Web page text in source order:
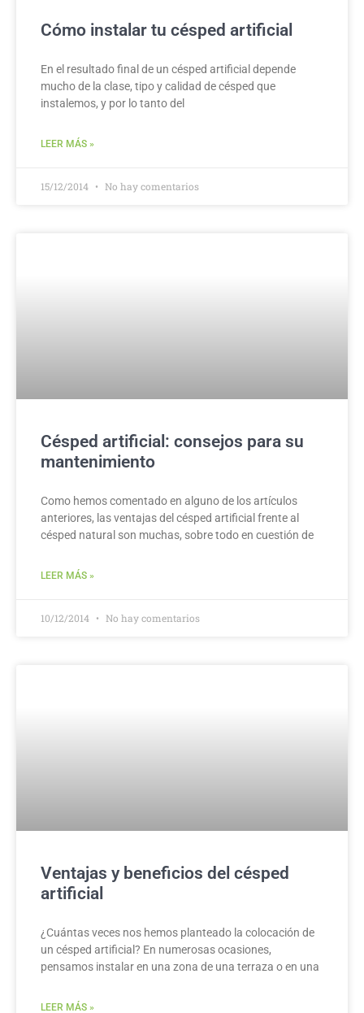
Cómo instalar tu césped artificial
En el resultado final de un césped artificial depende
mucho de la clase, tipo y calidad de césped que
instalemos, y por lo tanto del
LEER MÁS »
15/12/2014 No hay comentarios
Césped artificial: consejos para su
mantenimiento
Como hemos comentado en alguno de los artículos
anteriores, las ventajas del césped artificial frente al
césped natural son muchas, sobre todo en cuestión de
LEER MÁS »
10/12/2014 No hay comentarios
Ventajas y beneficios del césped
artificial
¿Cuántas veces nos hemos planteado la colocación de
un césped artificial? En numerosas ocasiones,
pensamos instalar en una zona de una terraza o en una
LEER MÁS »